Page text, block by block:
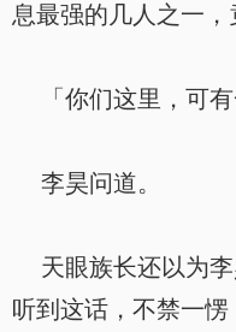
息最强的几人之一，
「你们这里，可有
李昊问道。
天眼族长还以为李
听到这话，不禁一